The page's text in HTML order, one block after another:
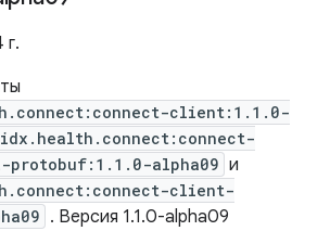
г.
client:1.1.0-
alpha09 и
client-
. Версия 1.1.0-alpha09